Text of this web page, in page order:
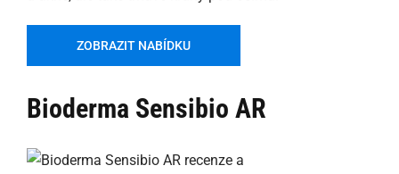
ZOBRAZIT NABÍDKU
Bioderma Sensibio AR